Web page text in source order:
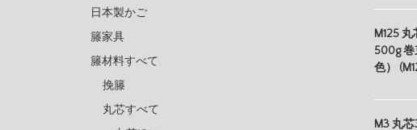
日本製かご
籐家具
籐材料すべて
挽籐
丸芯すべて
M125
500g
色）
M3 丸